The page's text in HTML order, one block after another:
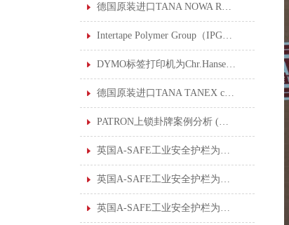
德国原装进口TANA NOWA RHE 720特耐工业用烟渍泡膜清洁剂
Intertape Polymer Group（IPG）公司使用SLICE陶瓷刀片安全刀具后，创30年来理想的安全记录
DYMO标签打印机为Chr.Hansen标签数字化转型
德国原装进口TANA TANEX ceram 特耐工业用陶瓷砖专用清洁剂
PATRON上锁卦牌案例分析 (六) : 钢厂准备挤压车维修
英国A-SAFE工业安全护栏为大型仓库创建安全工作环境
英国A-SAFE工业安全护栏为雀巢食品公司解决安全隔离及控制行人流量的问题
英国A-SAFE工业安全护栏为日本丰田汽车制造厂制定行人保护解决方案